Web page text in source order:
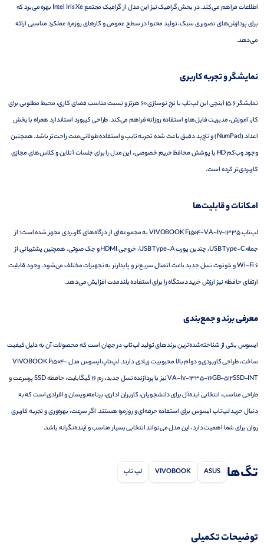
اطلاعات فراهم می‌کند. در بخش گرافیک نیز این مدل از گرافیک مجتمع Intel Iris Xe بهره می‌برد که
برای پردازش‌های تصویری سبک، تولید محتوا در سطح عمومی و کارهای روزمره عملکرد مناسبی ارائه
می‌دهد.
نمایشگر و تجربه کاربری
نمایشگر 15.6 اینچی این لپ‌تاپ با نرخ نوسازی 60 هرتز و نسبت مناسب فضای کاری، محیط مطلوبی برای
کار، آموزش، مدیریت فایل‌ها و استفاده روزانه فراهم می‌کند. طراحی کیبورد استاندارد همراه با بخش
اعداد (NumPad) و تاچ‌پد دقیق باعث شده تجربه تایپ و استفاده طولانی‌مدت راحت‌تر باشد. همچنین
وجود وب‌کم HD با پوشش محافظ حریم خصوصی، این مدل را برای جلسات آنلاین و کلاس‌های مجازی
کاربردی‌تر کرده است.
امکانات و قابلیت‌ها
لپ‌تاپ VIVOBOOK F1504-VA-I7-1335 به مجموعه‌ای از درگاه‌های کاربردی مجهز شده است؛ از
جمله USB Type-C، چندین پورت USB Type-A، خروجی HDMI و جک صوتی. همچنین پشتیبانی از
Wi-Fi 6 و بلوتوث نسل جدید باعث اتصال سریع‌تر و پایدارتر به تجهیزات مختلف می‌شود. وجود قابلیت
ارتقای حافظه نیز ارزش خرید دستگاه را برای استفاده بلندمدت افزایش می‌دهد.
معرفی برند و جمع‌بندی
ایسوس یکی از شناخته‌شده‌ترین برندهای تولید لپ‌تاپ در جهان است که محصولات آن به دلیل کیفیت
ساخت، طراحی کاربردی و دوام بالا محبوبیت زیادی دارند. لپ‌تاپ ایسوس مدل VIVOBOOK F1504-
VA-I7-1335-16GB-512SSD-INT نیز با پردازنده نسل جدید، رم 16 گیگابایت، حافظه SSD پرسرعت و
طراحی مناسب، انتخابی ایده‌آل برای دانشجویان، کاربران اداری، برنامه‌نویسان و افرادی است که به
دنبال خرید لپ‌تاپ ایسوس برای استفاده حرفه‌ای و روزمره هستند. اگر سرعت، بهره‌وری و تجربه کاربری
روان برای شما اهمیت دارد، این مدل می‌تواند انتخابی بسیار مناسب و آینده‌نگرانه باشد.
تگ‌ها ASUS
VIVOBOOK لپ تاپ
توضیحات تکمیلی